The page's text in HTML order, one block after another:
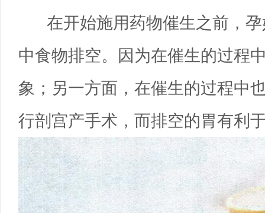
在开始施用药物催生之前，孕
中食物排空。因为在催生的过程
象；另一方面，在催生的过程中
行剖宫产手术，而排空的胃有利